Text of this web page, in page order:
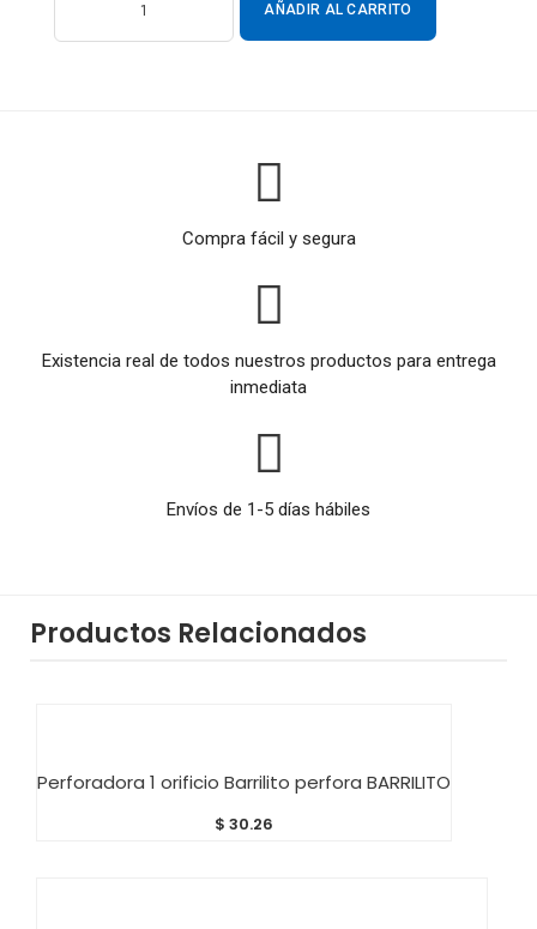
AÑADIR AL CARRITO
Compra fácil y segura
Existencia real de todos nuestros productos para entrega
inmediata
Envíos de 1-5 días hábiles
Productos Relacionados
Perforadora 1 orificio Barrilito perfora BARRILITO
$ 30.26